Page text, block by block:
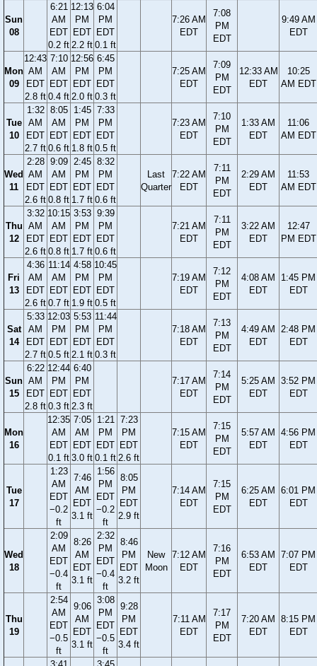
Sun
08
6:21
AM
EDT
0.2 ft
12:13
PM
EDT
2.2 ft
6:04
PM
EDT
0.1 ft
7:26 AM
EDT
7:08
PM
EDT
9:49 AM
EDT
Mon
09
12:43
AM
EDT
2.8 ft
7:10
AM
EDT
0.4 ft
12:56
PM
EDT
2.0 ft
6:45
PM
EDT
0.3 ft
7:25 AM
EDT
7:09
PM
EDT
12:33 AM
EDT
10:25
AM EDT
Tue
10
1:32
AM
EDT
2.7 ft
8:05
AM
EDT
0.6 ft
1:45
PM
EDT
1.8 ft
7:33
PM
EDT
0.5 ft
7:23 AM
EDT
7:10
PM
EDT
1:33 AM
EDT
11:06
AM EDT
Wed
11
2:28
AM
EDT
2.6 ft
9:09
AM
EDT
0.8 ft
2:45
PM
EDT
1.7 ft
8:32
PM
EDT
0.6 ft
Last
Quarter
7:22 AM
EDT
7:11
PM
EDT
2:29 AM
EDT
11:53
AM EDT
Thu
12
3:32
AM
EDT
2.6 ft
10:15
AM
EDT
0.8 ft
3:53
PM
EDT
1.7 ft
9:39
PM
EDT
0.6 ft
7:21 AM
EDT
7:11
PM
EDT
3:22 AM
EDT
12:47
PM EDT
Fri
13
4:36
AM
EDT
2.6 ft
11:14
AM
EDT
0.7 ft
4:58
PM
EDT
1.9 ft
10:45
PM
EDT
0.5 ft
7:19 AM
EDT
7:12
PM
EDT
4:08 AM
EDT
1:45 PM
EDT
Sat
14
5:33
AM
EDT
2.7 ft
12:03
PM
EDT
0.5 ft
5:53
PM
EDT
2.1 ft
11:44
PM
EDT
0.3 ft
7:18 AM
EDT
7:13
PM
EDT
4:49 AM
EDT
2:48 PM
EDT
Sun
15
6:22
AM
EDT
2.8 ft
12:44
PM
EDT
0.3 ft
6:40
PM
EDT
2.3 ft
7:17 AM
EDT
7:14
PM
EDT
5:25 AM
EDT
3:52 PM
EDT
Mon
16
12:35
AM
EDT
0.1 ft
7:05
AM
EDT
3.0 ft
1:21
PM
EDT
0.1 ft
7:23
PM
EDT
2.6 ft
7:15 AM
EDT
7:15
PM
EDT
5:57 AM
EDT
4:56 PM
EDT
Tue
17
1:23
AM
EDT
−0.2
ft
7:46
AM
EDT
3.1 ft
1:56
PM
EDT
−0.2
ft
8:05
PM
EDT
2.9 ft
7:14 AM
EDT
7:15
PM
EDT
6:25 AM
EDT
6:01 PM
EDT
Wed
18
2:09
AM
EDT
−0.4
ft
8:26
AM
EDT
3.1 ft
2:32
PM
EDT
−0.4
ft
8:46
PM
EDT
3.2 ft
New
Moon
7:12 AM
EDT
7:16
PM
EDT
6:53 AM
EDT
7:07 PM
EDT
Thu
19
2:54
AM
EDT
−0.5
ft
9:06
AM
EDT
3.1 ft
3:08
PM
EDT
−0.5
ft
9:28
PM
EDT
3.4 ft
7:11 AM
EDT
7:17
PM
EDT
7:20 AM
EDT
8:15 PM
EDT